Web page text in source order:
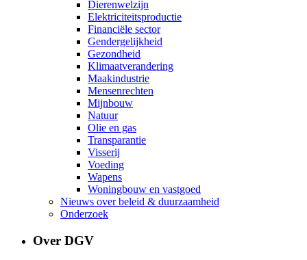
Dierenwelzijn
Elektriciteitsproductie
Financiële sector
Gendergelijkheid
Gezondheid
Klimaatverandering
Maakindustrie
Mensenrechten
Mijnbouw
Natuur
Olie en gas
Transparantie
Visserij
Voeding
Wapens
Woningbouw en vastgoed
Nieuws over beleid & duurzaamheid
Onderzoek
Over DGV